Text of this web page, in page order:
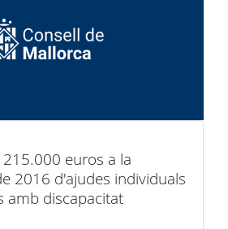
215.000 euros a la
amb discapacitat